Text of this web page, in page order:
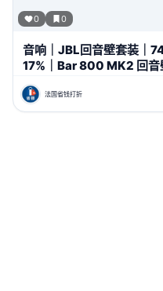
0 0
音响｜JBL回音壁套装｜
17%｜Bar 800 MK2 回
Atmos｜780W）
法国省钱打折